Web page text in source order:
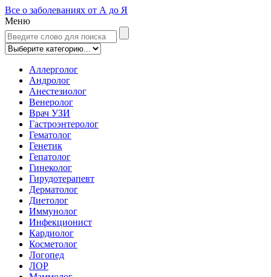
Все о заболеваниях от А до Я
Меню
Аллерголог
Андролог
Анестезиолог
Венеролог
Врач УЗИ
Гастроэнтеролог
Гематолог
Генетик
Гепатолог
Гинеколог
Гирудотерапевт
Дерматолог
Диетолог
Иммунолог
Инфекционист
Кардиолог
Косметолог
Логопед
ЛОР